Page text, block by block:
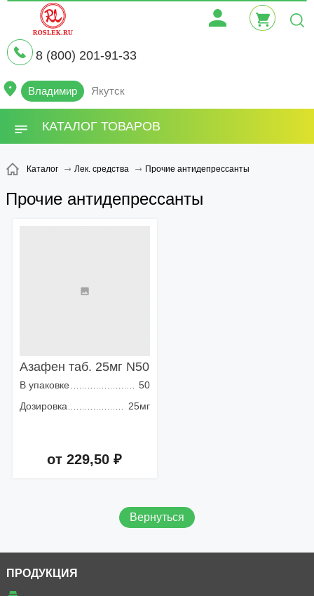
8 (800) 201-91-33
Владимир Якутск
КАТАЛОГ ТОВАРОВ
Каталог Лек. средства Прочие антидепрессанты
Прочие антидепрессанты
Азафен таб. 25мг N50
В упаковке
50
Дозировка
25мг
от 229,50 ₽
Вернуться
ПРОДУКЦИЯ